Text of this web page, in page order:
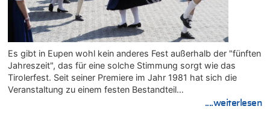
Es gibt in Eupen wohl kein anderes Fest außerhalb der "fünften
Jahreszeit", das für eine solche Stimmung sorgt wie das
Tirolerfest. Seit seiner Premiere im Jahr 1981 hat sich die
Veranstaltung zu einem festen Bestandteil…
....weiterlesen